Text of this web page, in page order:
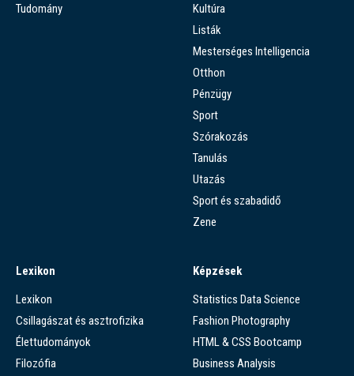
Tudomány
Kultúra
Listák
Mesterséges Intelligencia
Otthon
Pénzügy
Sport
Szórakozás
Tanulás
Utazás
Sport és szabadidő
Zene
Lexikon
Lexikon
Csillagászat és asztrofizika
Élettudományok
Filozófia
Képzések
Statistics Data Science
Fashion Photography
HTML & CSS Bootcamp
Business Analysis